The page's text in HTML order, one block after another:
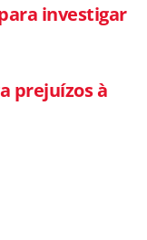
investigar
prejuízos à